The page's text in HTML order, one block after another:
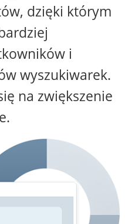
dzięki którym
i
wyszukiwarek.
na zwiększenie